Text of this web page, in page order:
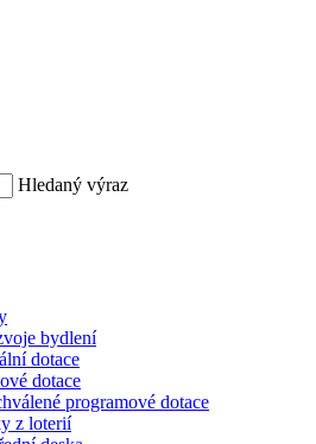
Hledaný výraz
bydlení
dotace
dotace
programové dotace
z loterií